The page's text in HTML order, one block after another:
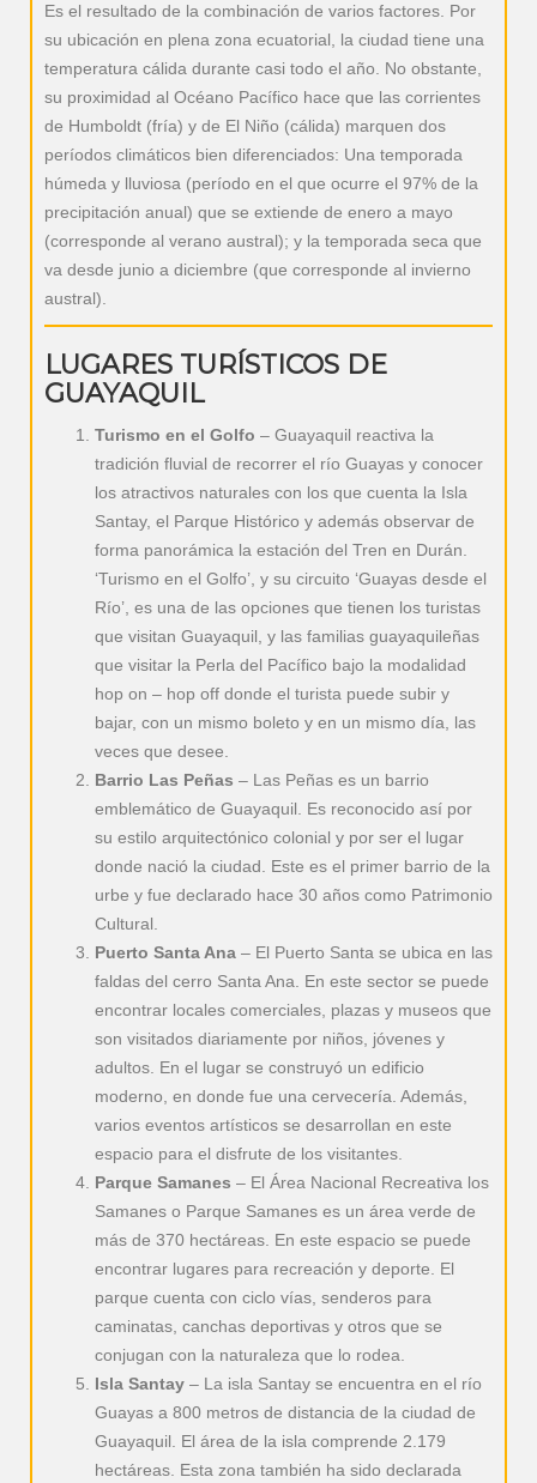
Es el resultado de la combinación de varios factores. Por
su ubicación en plena zona ecuatorial, la ciudad tiene una
temperatura cálida durante casi todo el año. No obstante,
su proximidad al Océano Pacífico hace que las corrientes
de Humboldt (fría) y de El Niño (cálida) marquen dos
períodos climáticos bien diferenciados: Una temporada
húmeda y lluviosa (período en el que ocurre el 97% de la
precipitación anual) que se extiende de enero a mayo
(corresponde al verano austral); y la temporada seca que
va desde junio a diciembre (que corresponde al invierno
austral).
LUGARES TURÍSTICOS DE
GUAYAQUIL
Turismo en el Golfo – Guayaquil reactiva la
tradición fluvial de recorrer el río Guayas y conocer
los atractivos naturales con los que cuenta la Isla
Santay, el Parque Histórico y además observar de
forma panorámica la estación del Tren en Durán.
‘Turismo en el Golfo’, y su circuito ‘Guayas desde el
Río’, es una de las opciones que tienen los turistas
que visitan Guayaquil, y las familias guayaquileñas
que visitar la Perla del Pacífico bajo la modalidad
hop on – hop off donde el turista puede subir y
bajar, con un mismo boleto y en un mismo día, las
veces que desee.
Barrio Las Peñas – Las Peñas es un barrio
emblemático de Guayaquil. Es reconocido así por
su estilo arquitectónico colonial y por ser el lugar
donde nació la ciudad. Este es el primer barrio de la
urbe y fue declarado hace 30 años como Patrimonio
Cultural.
Puerto Santa Ana – El Puerto Santa se ubica en las
faldas del cerro Santa Ana. En este sector se puede
encontrar locales comerciales, plazas y museos que
son visitados diariamente por niños, jóvenes y
adultos. En el lugar se construyó un edificio
moderno, en donde fue una cervecería. Además,
varios eventos artísticos se desarrollan en este
espacio para el disfrute de los visitantes.
Parque Samanes – El Área Nacional Recreativa los
Samanes o Parque Samanes es un área verde de
más de 370 hectáreas. En este espacio se puede
encontrar lugares para recreación y deporte. El
parque cuenta con ciclo vías, senderos para
caminatas, canchas deportivas y otros que se
conjugan con la naturaleza que lo rodea.
Isla Santay – La isla Santay se encuentra en el río
Guayas a 800 metros de distancia de la ciudad de
Guayaquil. El área de la isla comprende 2.179
hectáreas. Esta zona también ha sido declarada